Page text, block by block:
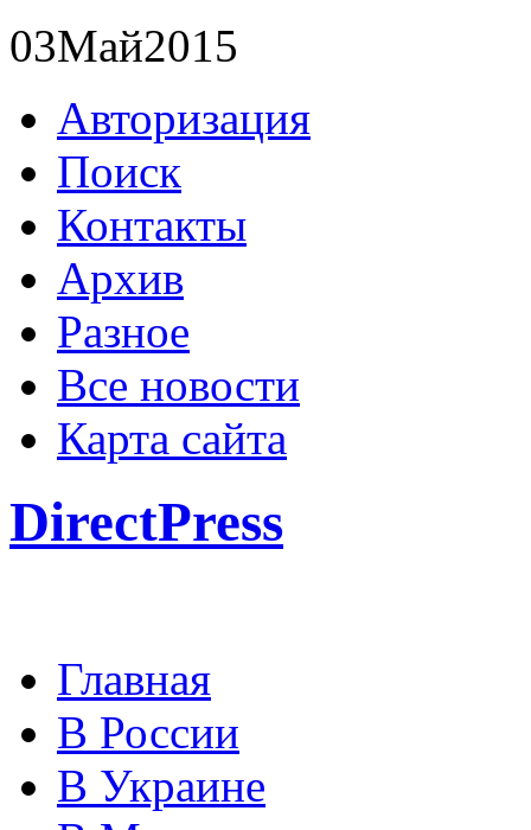
03Май2015
Авторизация
Поиск
Контакты
Архив
Разное
Все новости
Карта сайта
DirectPress
Главная
В России
В Украине